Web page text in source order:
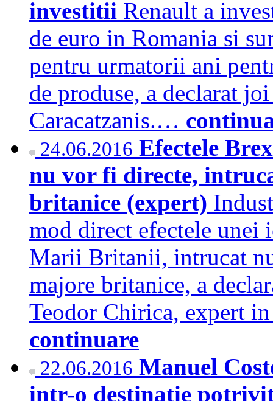
investitii Renault a
de euro in Romania si
pentru urmatorii ani
de produse, a declarat
Caracatzanis.…
24.06.2016 Efectele
nu vor fi directe,
britanice (expert)
mod direct efectele unei
Marii Britanii, intrucat
majore britanice, a
Teodor Chirica, expert
continuare
22.06.2016 Manuel
intr-o destinatie